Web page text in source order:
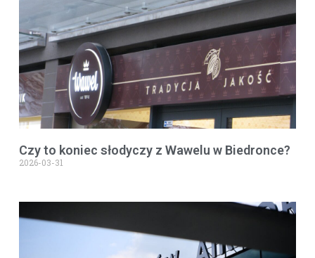
Czy to koniec słodyczy z Wawelu w Biedronce?
2026-03-31